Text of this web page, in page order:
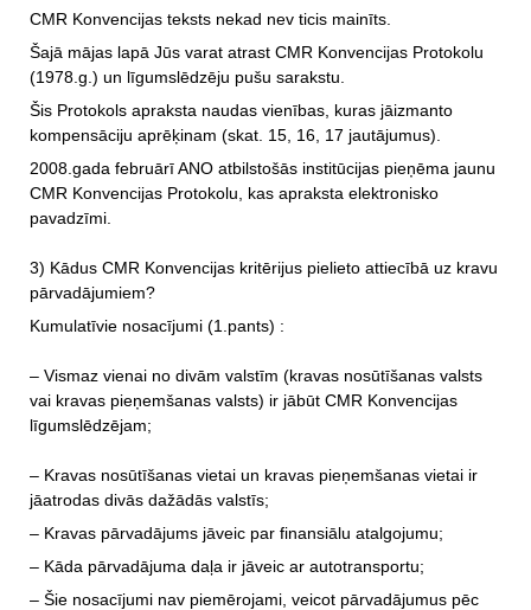
CMR Konvencijas teksts nekad nev ticis mainīts.
Šajā mājas lapā Jūs varat atrast CMR Konvencijas Protokolu
(1978.g.) un līgumslēdzēju pušu sarakstu.
Šis Protokols apraksta naudas vienības, kuras jāizmanto
kompensāciju aprēķinam (skat. 15, 16, 17 jautājumus).
2008.gada februārī ANO atbilstošās institūcijas pieņēma jaunu
CMR Konvencijas Protokolu, kas apraksta elektronisko
pavadzīmi.
3) Kādus CMR Konvencijas kritērijus pielieto attiecībā uz kravu
pārvadājumiem?
Kumulatīvie nosacījumi (1.pants) :
– Vismaz vienai no divām valstīm (kravas nosūtīšanas valsts
vai kravas pieņemšanas valsts) ir jābūt CMR Konvencijas
līgumslēdzējam;
– Kravas nosūtīšanas vietai un kravas pieņemšanas vietai ir
jāatrodas divās dažādās valstīs;
– Kravas pārvadājums jāveic par finansiālu atalgojumu;
– Kāda pārvadājuma daļa ir jāveic ar autotransportu;
– Šie nosacījumi nav piemērojami, veicot pārvadājumus pēc